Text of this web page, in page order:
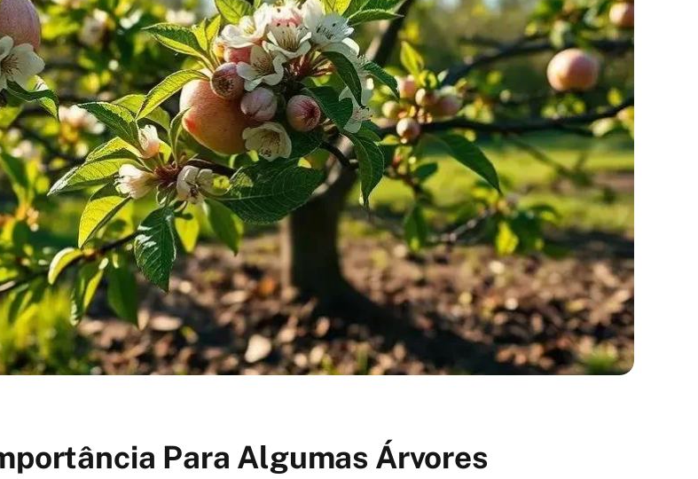
Para Algumas Árvores